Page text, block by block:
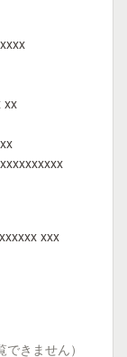
xx
xxx
きません）